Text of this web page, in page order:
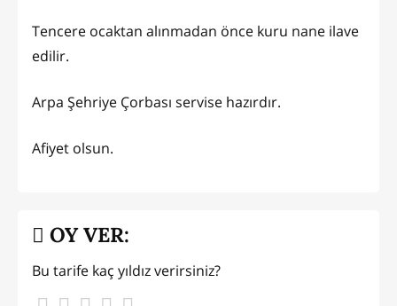
Tencere ocaktan alınmadan önce kuru nane ilave
edilir.
Arpa Şehriye Çorbası servise hazırdır.
Afiyet olsun.
OY VER:
Bu tarife kaç yıldız verirsiniz?